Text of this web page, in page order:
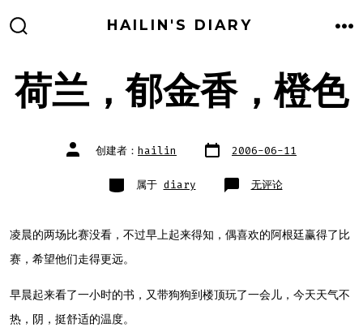
关
HAILIN'S DIARY
荷兰，郁金香，橙色
文
章 创建者： hailin 文
章
2006-06-11
类
别 属于 diary 荷
兰，
橙
色
无评论
凌晨的两场比赛没看，不过早上起来得知，偶喜欢的阿根廷赢得了比
赛，希望他们走得更远。
早晨起来看了一小时的书，又带狗狗到楼顶玩了一会儿，今天天气不
热，阴，挺舒适的温度。